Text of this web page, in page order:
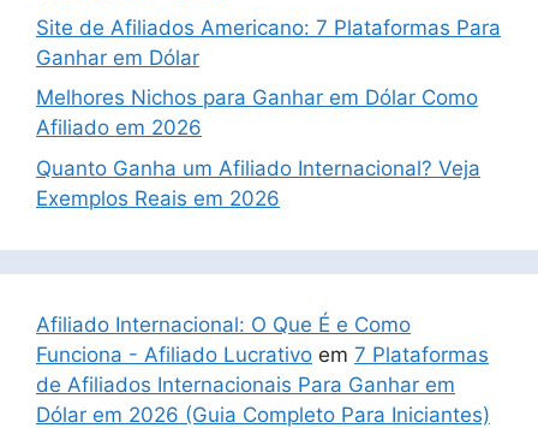
Site de Afiliados Americano: 7 Plataformas Para
Ganhar em Dólar
Melhores Nichos para Ganhar em Dólar Como
Afiliado em 2026
Quanto Ganha um Afiliado Internacional? Veja
Exemplos Reais em 2026
Afiliado Internacional: O Que É e Como
Funciona - Afiliado Lucrativo em 7 Plataformas
de Afiliados Internacionais Para Ganhar em
Dólar em 2026 (Guia Completo Para Iniciantes)